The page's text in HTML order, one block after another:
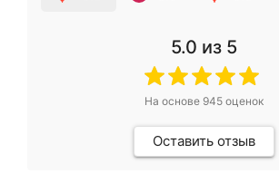
5.0 из 5
На основе 945оценок
Оставить отзыв